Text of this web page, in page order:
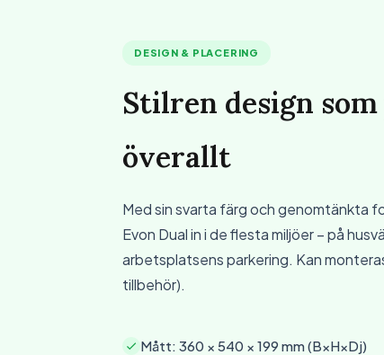
DESIGN & PLACERING
Stilren design
överallt
Med sin svarta färg och genomtänkta
Evon Dual in i de flesta miljöer – på
arbetsplatsens parkering. Kan
tillbehör).
Mått: 360 × 540 × 199 mm (B×H×Dj)